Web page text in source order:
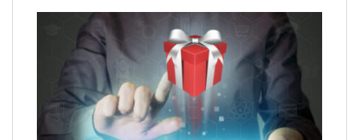
Schaeffler mejora su rentabilidad en el primer semestre de 2026
NOVA: innovación y diseño que transforman espacios de la
mano de Tormo Franquicias